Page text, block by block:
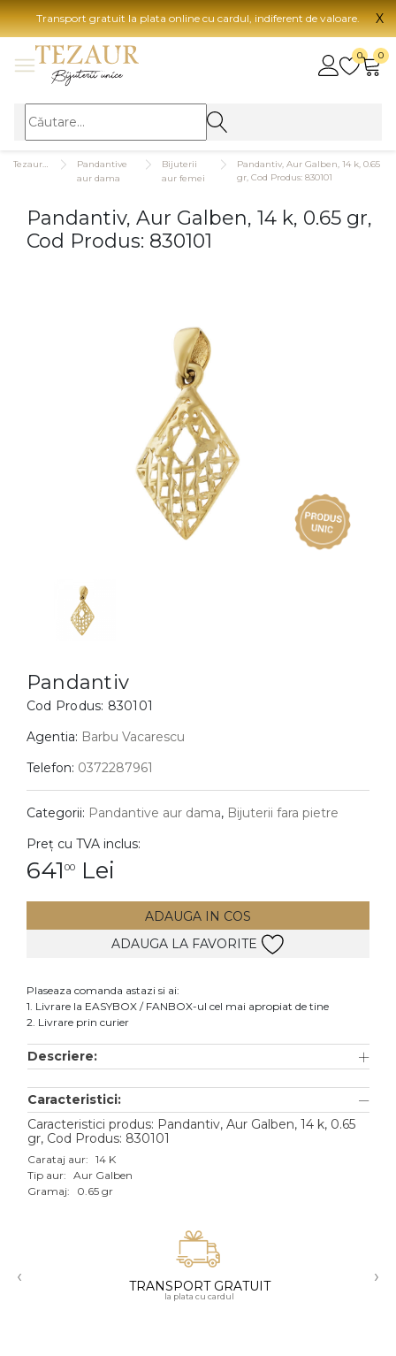
Transport gratuit la plata online cu cardul, indiferent de valoare. X
0 0
BIJUTERII
BIJUTERII FEMEI
Inele
Bratari
BIJUTERII COPII
Cercei
Bratari
Coliere
Lanturi
Pandantive
Inele
Cercei
Bratari
Lanturi
Pandantive
Accesorii
Aur galben
Aur alb
Aur roz
Pandantive
aur dama
Bijuterii
aur femei
Pandantiv, Aur Galben, 14 k, 0.65
gr, Cod Produs: 830101
Pandantiv, Aur Galben, 14 k, 0.65 gr,
Cod Produs: 830101
Pandantiv
Cod Produs: 830101
Agentia: Barbu Vacarescu
Telefon: 0372287961
Categorii: Pandantive aur dama, Bijuterii fara pietre
Preț cu TVA inclus:
641 00 Lei
ADAUGA IN COS
ADAUGA LA FAVORITE
Plaseaza comanda astazi si ai:
1. Livrare la EASYBOX / FANBOX-ul cel mai apropiat de tine
2. Livrare prin curier
Descriere:
Caracteristici:
Caracteristici produs: Pandantiv, Aur Galben, 14 k, 0.65
gr, Cod Produs: 830101
Carataj aur: 14 K
Tip aur: Aur Galben
Gramaj:
0.65 gr
‹ TRANSPORT GRATUIT
la plata cu cardul
›